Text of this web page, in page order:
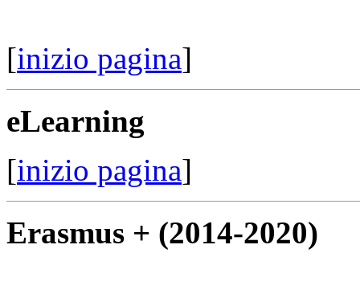
[inizio pagina]
eLearning
[inizio pagina]
Erasmus + (2014-2020)